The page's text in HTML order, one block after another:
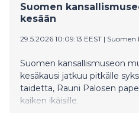
Suomen
kesään
29.5.2026 10:09:13 EEST | Suomen
Suomen kansallismuseon
kesäkausi jatkuu pitkälle
taidetta, Rauni Palosen
kaiken ikäisille.